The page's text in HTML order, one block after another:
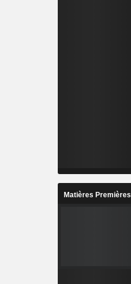
Matières Premières